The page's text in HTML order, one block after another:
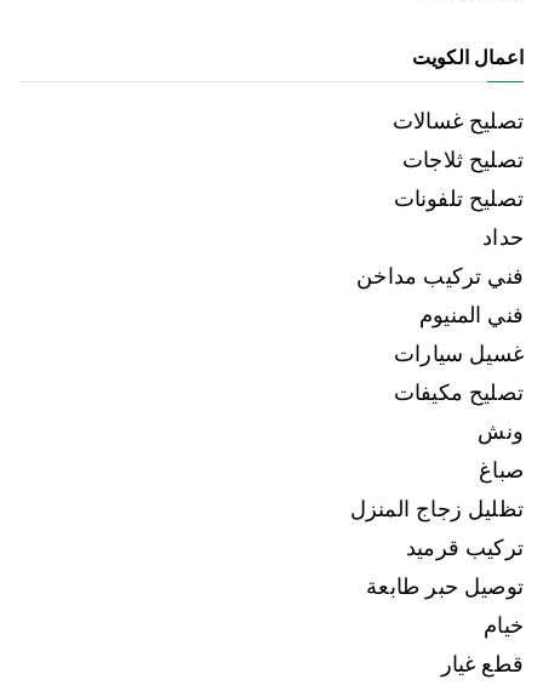
اعمال الكويت
تصليح غسالات
تصليح ثلاجات
تصليح تلفونات
حداد
فني تركيب مداخن
فني المنيوم
غسيل سيارات
تصليح مكيفات
ونش
صباغ
تظليل زجاج المنزل
تركيب قرميد
توصيل حبر طابعة
خيام
قطع غيار